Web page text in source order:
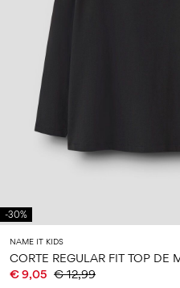
-30%
NAME IT KIDS
€ 9,05 € 12,99